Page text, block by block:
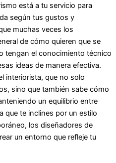
está a tu servicio para
según tus gustos y
muchas veces los
de cómo quieren que se
tengan el conocimiento técnico
ideas de manera efectiva.
interiorista, que no solo
sino que también sabe cómo
un equilibrio entre
que te inclines por un estilo
los diseñadores de
un entorno que refleje tu